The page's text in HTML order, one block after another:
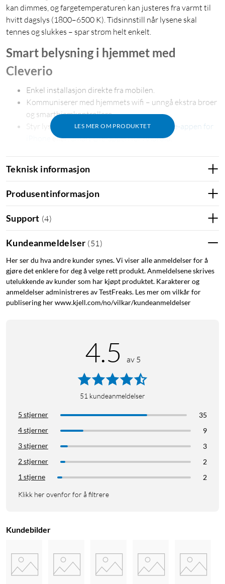
kan dimmes, og fargetemperaturen kan justeres fra varmt til
hvitt dagslys (1800–6500 K). Tidsinnstill når lysene skal
tennes og slukkes – spar strøm helt enkelt.
LES MER OM PRODUKTET
Smart belysning i hjemmet med
Cleverio
Enkel installasjon direkte fra mobilen.
Kommuniserer med hjemmets wifi – unngå ekstra broer
og smarthjemkontrollere.
Styr lyset direkte fra mobilen medSmart Life-appen for
eller:Smart Life-appen for Android.
Talestyring og automatisering med Google Assistant og
Kan også styres utenfor hjemmet og har støtte for
40 W). Lysfluks: 280 lm (1800 K), 380 lm (6500 K). Sokkel: E27.
Levetid: 25 000 t.
Teknisk informasjon
Produsentinformasjon
Support (4)
Kundeanmeldelser (51 )
Her ser du hva andre kunder synes. Vi viser alle anmeldelser for å
gjøre det enklere for deg å velge rett produkt. Anmeldelsene skrives
utelukkende av kunder som har kjøpt produktet. Karakterer og
anmeldelser administreres av TestFreaks. Les mer om vilkår for
publisering her www.kjell.com/no/vilkar/kundeanmeldelser
4.5 av 5
51 kundeanmeldelser
5 stjerner
35
4 stjerner
9
3 stjerner
3
2 stjerner
2
1 stjerne
2
Klikk her ovenfor for å filtrere
Kundebilder